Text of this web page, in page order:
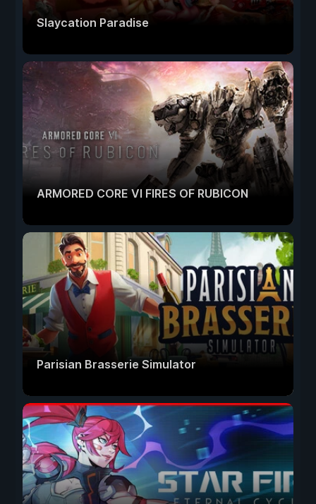
Slaycation Paradise
ARMORED CORE VI FIRES OF RUBICON
Parisian Brasserie Simulator